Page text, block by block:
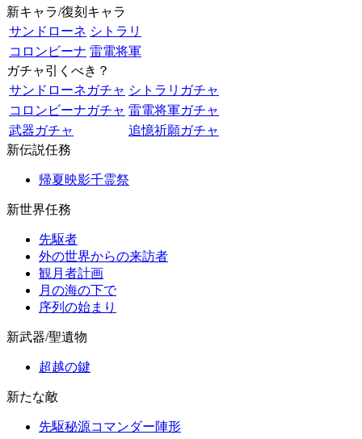
新キャラ/復刻キャラ
サンドローネ シトラリ
コロンビーナ 雷電将軍
ガチャ引くべき？
サンドローネガチャ シトラリガチャ
コロンビーナガチャ 雷電将軍ガチャ
武器ガチャ
追憶祈願ガチャ
新伝説任務
帰夏映影千霊祭
新世界任務
先駆者
外の世界からの来訪者
観月者計画
月の海の下で
序列の始まり
新武器/聖遺物
超越の鍵
新たな敵
先駆秘源コマンダー陣形